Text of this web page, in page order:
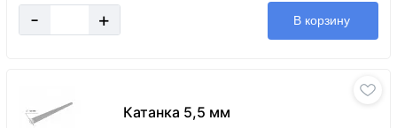
- + В корзину
Катанка 5,5 мм